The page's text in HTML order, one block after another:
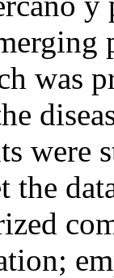
was
were
the